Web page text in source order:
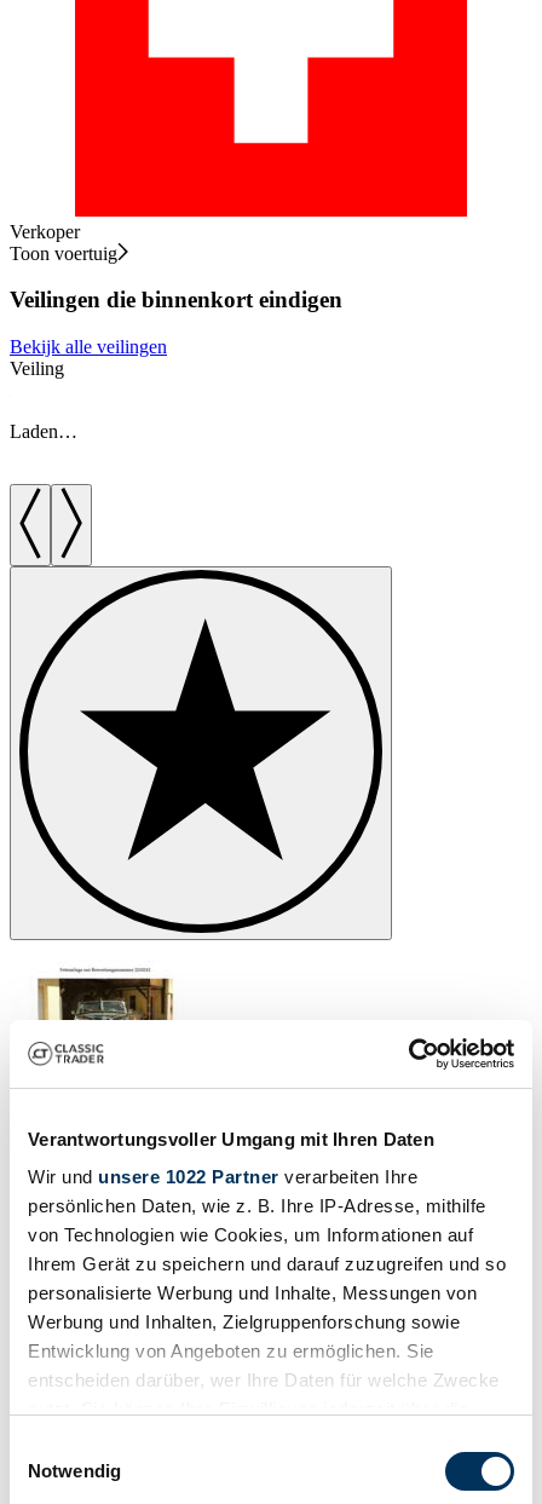
Verantwortungsvoller Umgang mit Ihren Daten
Wir und unsere 1022 Partner verarbeiten Ihre
persönlichen Daten, wie z. B. Ihre IP-Adresse, mithilfe
von Technologien wie Cookies, um Informationen auf
Ihrem Gerät zu speichern und darauf zuzugreifen und so
personalisierte Werbung und Inhalte, Messungen von
Werbung und Inhalten, Zielgruppenforschung sowie
Entwicklung von Angeboten zu ermöglichen. Sie
entscheiden darüber, wer Ihre Daten für welche Zwecke
Trigger Symbol ändern oder widerrufen
Notwendig
Verkoper
Toon voertuig
Veilingen die binnenkort eindigen
Bekijk alle veilingen
Veiling
Laden…